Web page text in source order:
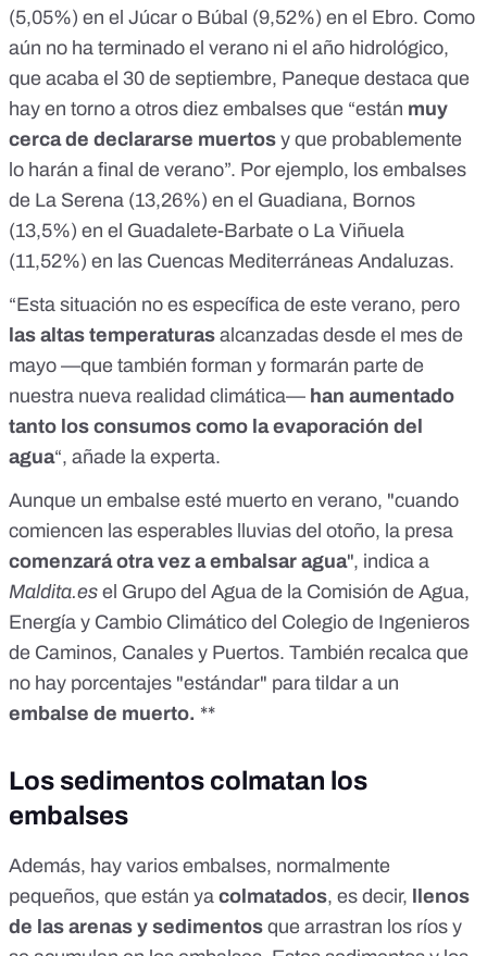
(5,05%) en el Júcar o Búbal (9,52%) en el Ebro. Como
aún no ha terminado el verano ni el año hidrológico,
que acaba el 30 de septiembre, Paneque destaca que
hay en torno a otros diez embalses que “están muy
cerca de declararse muertos y que probablemente
lo harán a final de verano”. Por ejemplo, los embalses
de La Serena (13,26%) en el Guadiana, Bornos
(13,5%) en el Guadalete-Barbate o La Viñuela
(11,52%) en las Cuencas Mediterráneas Andaluzas.
“Esta situación no es específica de este verano, pero
las altas temperaturas alcanzadas desde el mes de
mayo —que también forman y formarán parte de
nuestra nueva realidad climática— han aumentado
tanto los consumos como la evaporación del
agua“, añade la experta.
Aunque un embalse esté muerto en verano, "cuando
comiencen las esperables lluvias del otoño, la presa
comenzará otra vez a embalsar agua", indica a
Maldita.es el Grupo del Agua de la Comisión de Agua,
Energía y Cambio Climático del Colegio de Ingenieros
de Caminos, Canales y Puertos. También recalca que
no hay porcentajes "estándar" para tildar a un
embalse de muerto. **
Los sedimentos colmatan los
embalses
Además, hay varios embalses, normalmente
pequeños, que están ya colmatados, es decir,
llenos
de las arenas y sedimentos que arrastran los ríos y